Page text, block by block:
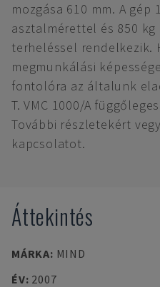
mozgása 610 mm. A gép
asztalmérettel és 850 kg
terheléssel rendelkezik.
megmunkálási
fontolóra az általunk
T. VMC 1000/A
További részletekért
kapcsolatot.
Áttekintés
MÁRKA: MIND
ÉV: 2007